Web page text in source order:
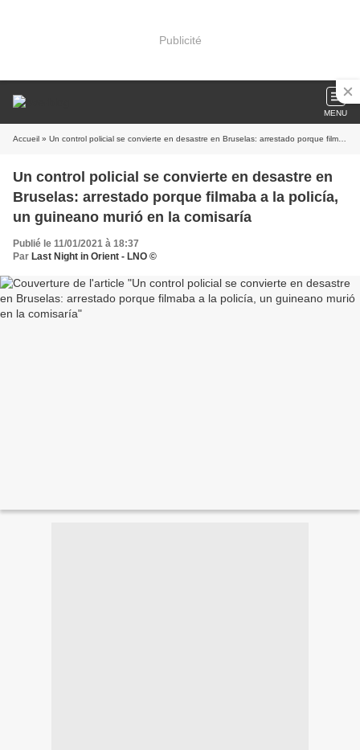
Publicité
MENU
Accueil » Un control policial se convierte en desastre en Bruselas: arrestado porque filmaba a la policía, un guineano murió en la comisaría
Un control policial se convierte en desastre en
Bruselas: arrestado porque filmaba a la policía,
un guineano murió en la comisaría
Publié le 11/01/2021 à 18:37
Par Last Night in Orient - LNO ©